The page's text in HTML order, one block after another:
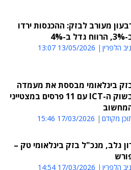
מעורב לבזק: ההכנסות ירדו
גדל ב-4%
הלפרין 13/05/2026 13:07
בינלאומי מבססת את מעמדה
בשוק ה-ICT עם 11 פרסים במצטייני
מקודם 17/03/2026 15:46
גלב, מנכ"ל בזק בינלאומי טק –
הלפרין 17/03/2026 14:54